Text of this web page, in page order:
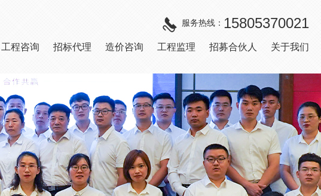
服务热线： 15805370021
工程咨询 招标代理 造价咨询 工程监理 招募合伙人 关于我们